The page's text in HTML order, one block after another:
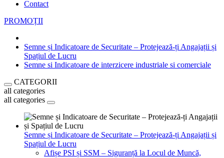
Contact
PROMOȚII
Semne și Indicatoare de Securitate – Protejează-ți Angajații și
Spațiul de Lucru
Semne si Indicatoare de interzicere industriale si comerciale
CATEGORII
all categories
all categories
Semne și Indicatoare de Securitate – Protejează-ți Angajații și
Spațiul de Lucru
Afișe PSI și SSM – Siguranță la Locul de Muncă,